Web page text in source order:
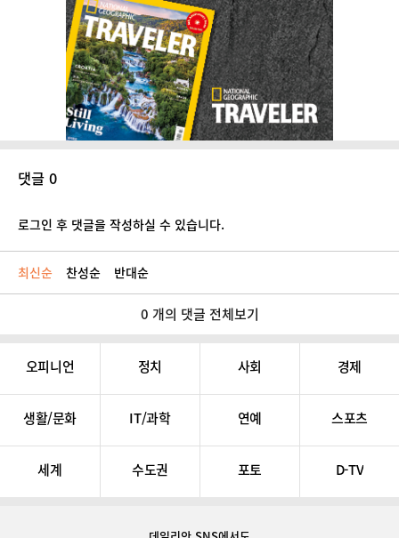
댓글 0
로그인 후 댓글을 작성하실 수 있습니다.
최신순 찬성순 반대순
0 개의 댓글 전체보기
오피니언 정치 사회 경제
생활/문화 IT/과학 연예 스포츠
세계 수도권 포토 D-TV